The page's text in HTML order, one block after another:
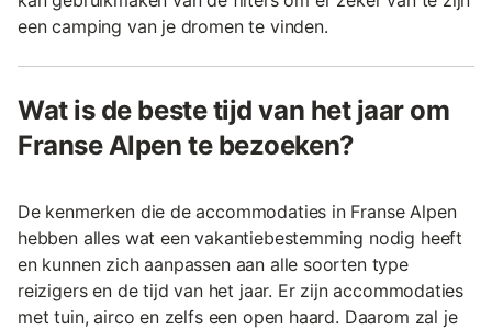
een camping van je dromen te vinden.
Wat is de beste tijd van het jaar om
Franse Alpen te bezoeken?
De kenmerken die de accommodaties in Franse Alpen
hebben alles wat een vakantiebestemming nodig heeft
en kunnen zich aanpassen aan alle soorten type
reizigers en de tijd van het jaar. Er zijn accommodaties
met tuin, airco en zelfs een open haard. Daarom zal je